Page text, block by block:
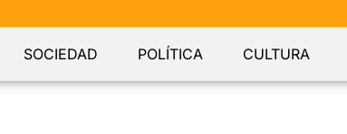
SOCIEDAD POLÍTICA CULTURA